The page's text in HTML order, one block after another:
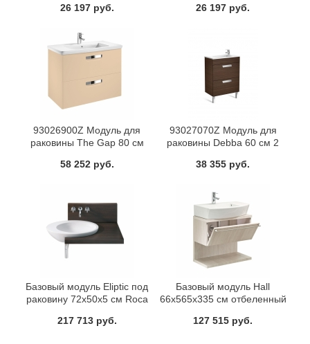
26 197 руб.
26 197 руб.
93026900Z Модуль для
раковины The Gap 80 см
58 252 руб.
93027070Z Модуль для
раковины Debba 60 см 2
38 355 руб.
Базовый модуль Eliptic под
раковину 72x50x5 см Roca
217 713 руб.
Базовый модуль Hall
66x565x335 см отбеленный
127 515 руб.